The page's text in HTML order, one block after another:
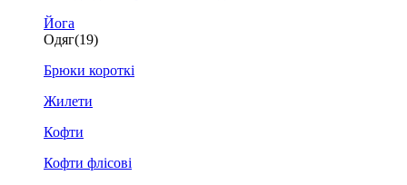
Йога
Одяг(19)
Брюки короткі
Жилети
Кофти
Кофти флісові